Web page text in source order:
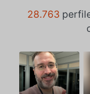
28.763